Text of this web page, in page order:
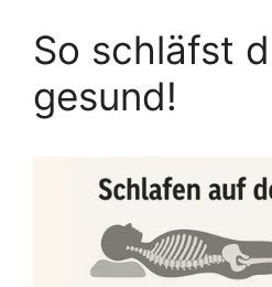
So schläfst
gesund!